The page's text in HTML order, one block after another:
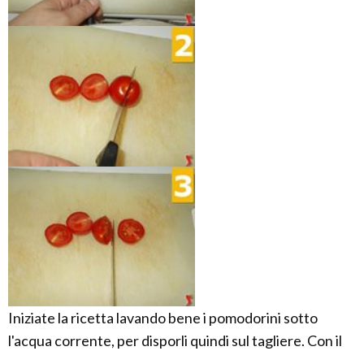
Iniziate la ricetta lavando bene i pomodorini sotto
l'acqua corrente, per disporli quindi sul tagliere. Con il